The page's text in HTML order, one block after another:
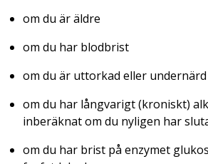
om du är äldre
om du har blodbrist
om du är uttorkad eller undernärd
om du har långvarigt (kroniskt)
inberäknat om du nyligen har
om du har brist på enzymet